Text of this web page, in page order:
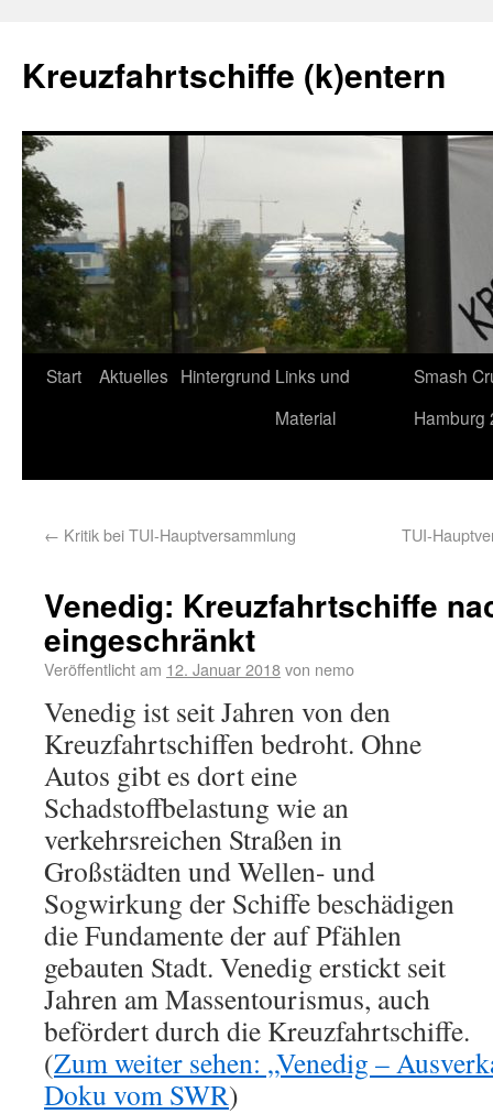
Kreuzfahrtschiffe (k)entern
Start Aktuelles Hintergrund Links und
Material
Smash
Hamburg
← Kritik bei TUI-Hauptversammlung TUI-
Venedig: Kreuzfahrtschiffe
eingeschränkt
Veröffentlicht am 12. Januar 2018von nemo
Venedig ist seit Jahren von den
Kreuzfahrtschiffen bedroht. Ohne
Autos gibt es dort eine
Schadstoffbelastung wie an
verkehrsreichen Straßen in
Großstädten und Wellen- und
Sogwirkung der Schiffe beschädigen
die Fundamente der auf Pfählen
gebauten Stadt. Venedig erstickt seit
Jahren am Massentourismus, auch
befördert durch die Kreuzfahrtschiffe.
(Zum weiter sehen: „Venedig –
Doku vom SWR)